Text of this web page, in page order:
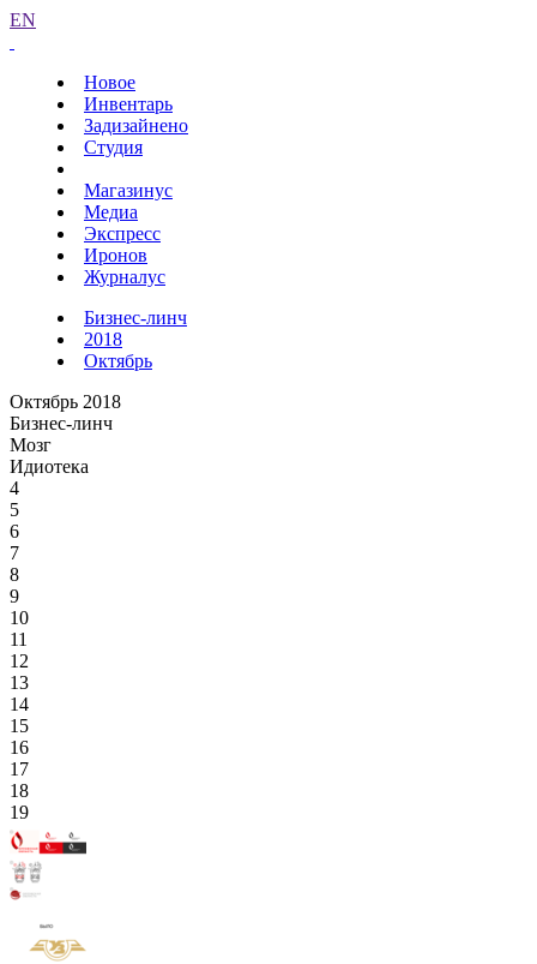
EN
Новое
Инвентарь
Задизайнено
Студия
Магазинус
Медиа
Экспресс
Иронов
Журналус
Бизнес-линч
2018
Октябрь
Октябрь 2018
Бизнес-линч
Мозг
Идиотека
4
5
6
7
8
9
10
11
12
13
14
15
16
17
18
19